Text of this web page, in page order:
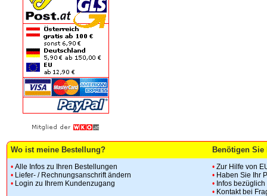
Wo ist meine Bestellung? Benötigen Sie
• Alle Infos zu Ihren Bestellungen
• Liefer- / Rechnungsanschrift ändern
• Login zu Ihrem Kundenzugang
• Zur Hilfe von
• Haben Sie Ihr
• Infos
• Kontakt bei